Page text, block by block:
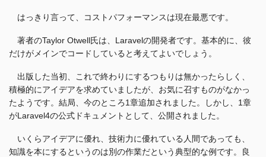
はっきり言って、コストパフォーマンスは現在最悪です。
著者のTaylor Otwell氏は、Laravelの開発者です。基本的に、彼
だけがメインでコードしていると考えてよいでしょう。
出版した当初、これで終わりにするつもりは無かったらしく、
積極的にアイデアを求めていましたが、お気に召すものがなかっ
たようです。結局、今のところ1章追加されました。しかし、1章
がLaravel4の公式ドキュメントとして、公開されました。
いくらアイデアに優れ、技術力に優れている人間であっても、
知識を本にするというのは別の作業だという典型的な例です。良